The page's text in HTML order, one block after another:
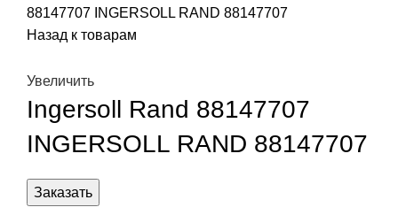
88147707 INGERSOLL RAND 88147707
Назад к товарам
Увеличить
Ingersoll Rand 88147707
INGERSOLL RAND 88147707
Заказать